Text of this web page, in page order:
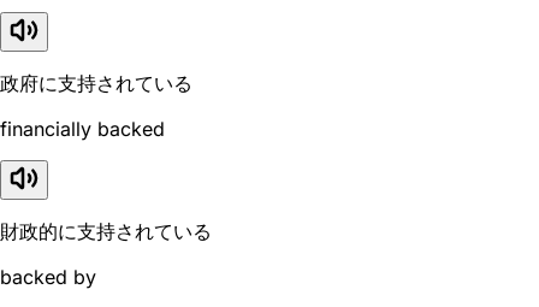
政府に支持されている
financially backed
財政的に支持されている
backed by